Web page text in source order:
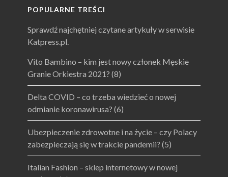
POPULARNE TREŚCI
Sprawdź najchętniej czytane artykuły w serwisie
Katpress.pl.
Vito Bambino – kim jest nowy członek Męskie
Granie Orkiestra 2021? (8)
Delta COVID – co trzeba wiedzieć o nowej
odmianie koronawirusa? (6)
Ubezpieczenie zdrowotne i na życie – czy Polacy
zabezpieczają się w trakcie pandemii? (5)
Italian Fashion – sklep internetowy w nowej